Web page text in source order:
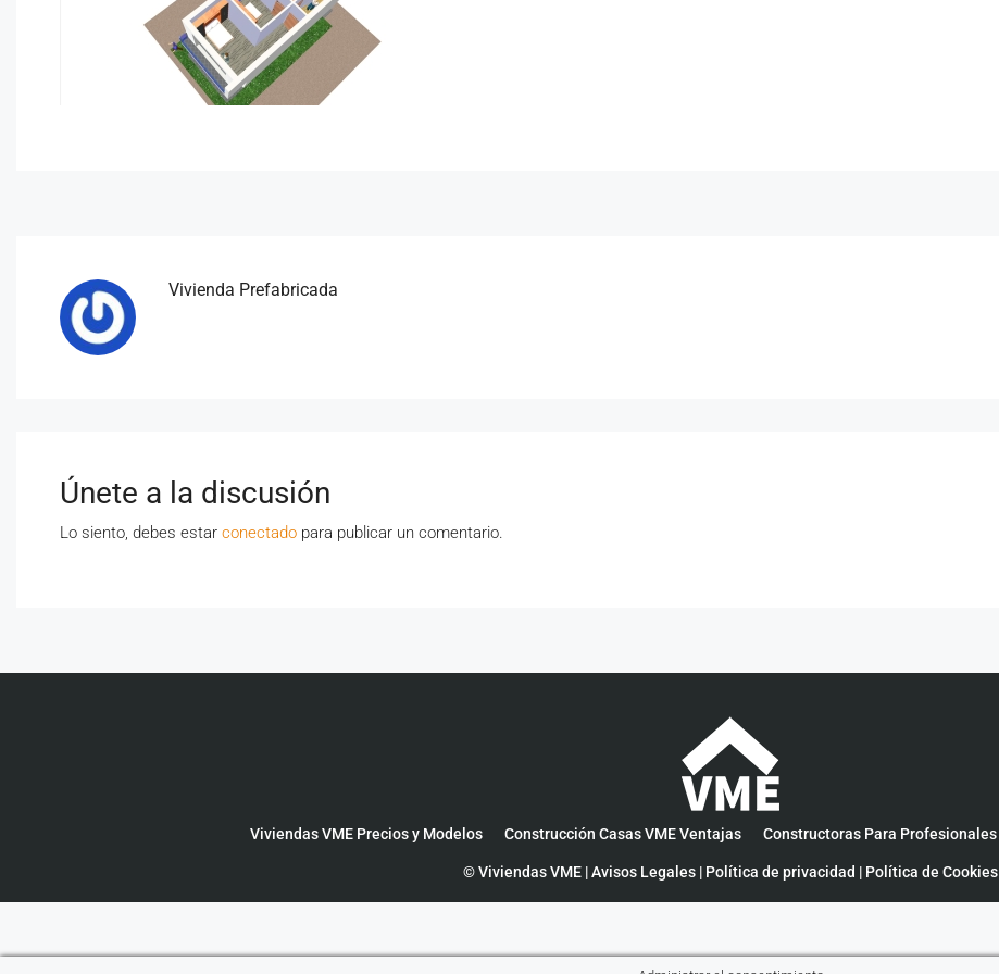
Vivienda Prefabricada
Únete a la discusión
Lo siento, debes estar conectado para publicar un comentario.
Viviendas VME Precios y Modelos Construcción Casas VME Ventajas Constructoras Para Profesionales
© Viviendas VME |Avisos Legales | Política de privacidad | Política de Cookies